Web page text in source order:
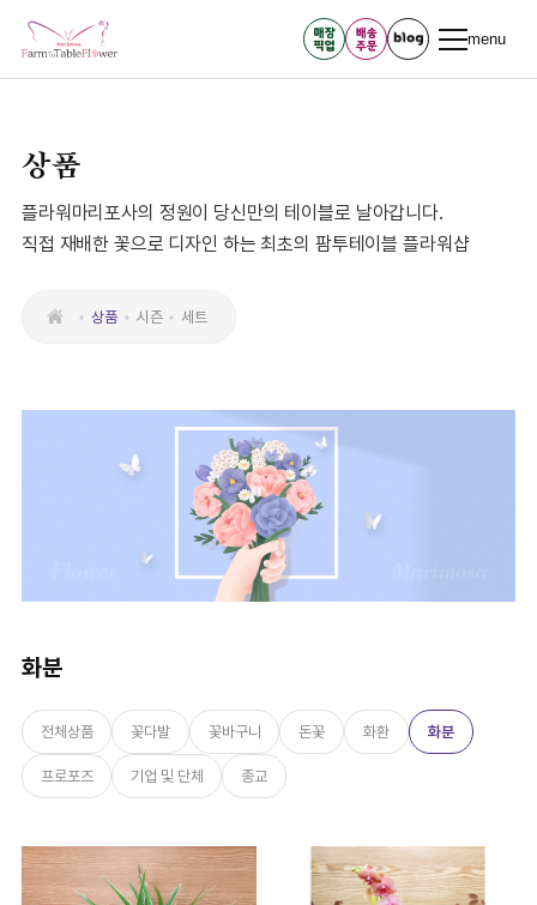
menu
상품
플라워마리포사의 정원이 당신만의 테이블로 날아갑니다.
직접 재배한 꽃으로 디자인 하는 최초의 팜투테이블 플라워샵
상품 시즌 세트
화분
전체상품 꽃다발 꽃바구니 돈꽃 화환 화분
프로포즈 기업 및 단체 종교